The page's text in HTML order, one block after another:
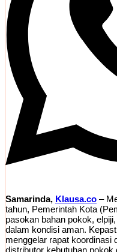
Samarinda, Klausa.co –
tahun, Pemerintah Kota
pasokan bahan pokok,
dalam kondisi aman.
menggelar rapat koordinasi
distributor kebutuhan pokok